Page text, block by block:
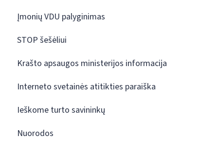
Įmonių VDU palyginimas
STOP šešėliui
Krašto apsaugos ministerijos informacija
Interneto svetainės atitikties paraiška
Ieškome turto savininkų
Nuorodos